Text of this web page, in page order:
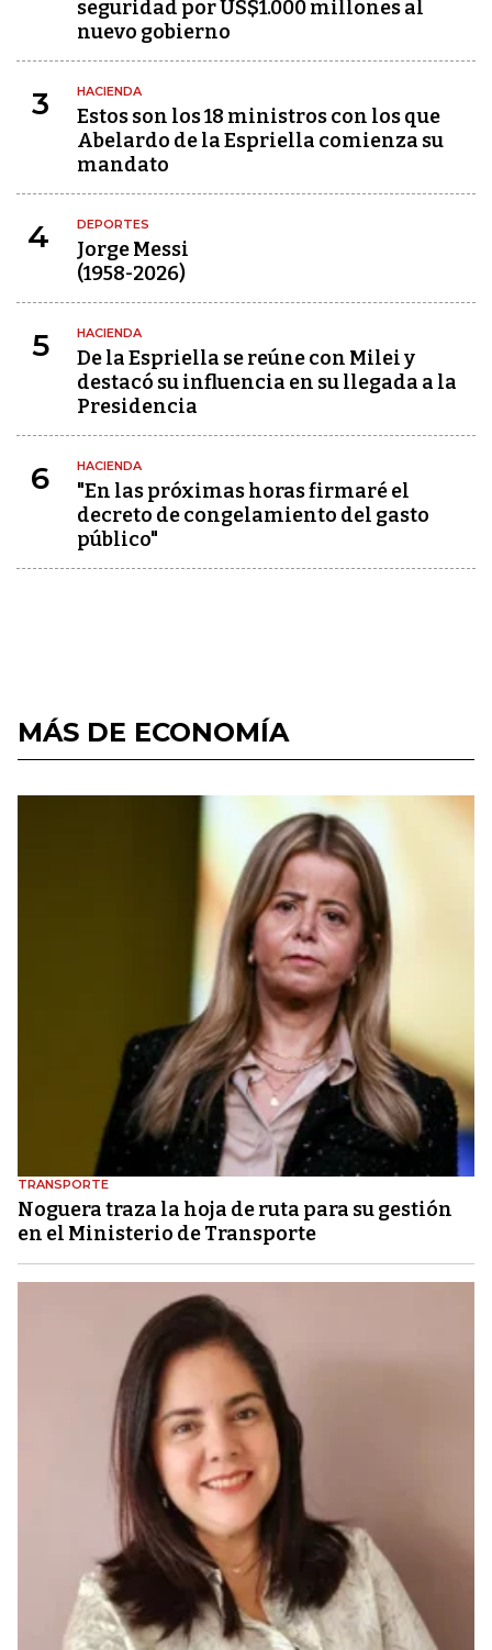
seguridad por US$1.000 millones al
nuevo gobierno
3 HACIENDA
Estos son los 18 ministros con los que
Abelardo de la Espriella comienza su
mandato
4 DEPORTES
Jorge Messi
(1958-2026)
5 HACIENDA
De la Espriella se reúne con Milei y
destacó su influencia en su llegada a la
Presidencia
6 HACIENDA
"En las próximas horas firmaré el
decreto de congelamiento del gasto
público"
MÁS DE ECONOMÍA
TRANSPORTE
Noguera traza la hoja de ruta para su gestión
en el Ministerio de Transporte